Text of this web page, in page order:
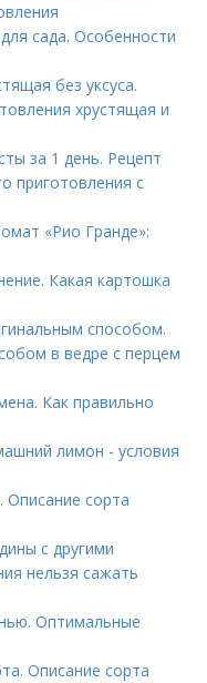
сада. Особенности
без уксуса.
хрустящая и
за 1 день. Рецепт
приготовления с
«Рио Гранде»:
Какая картошка
способом.
в ведре с перцем
Как правильно
лимон - условия
Описание сорта
с другими
нельзя сажать
Оптимальные
Описание сорта